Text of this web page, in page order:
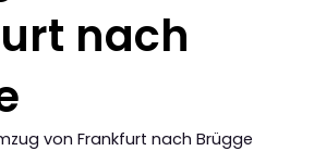
nach
von Frankfurt nach Brügge